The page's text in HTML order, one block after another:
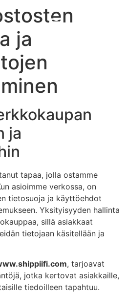
ja
ja
tapaa, jolla ostamme
asioimme verkossa, on
tietosuoja ja käyttöehdot
Yksityisyyden hallinta
sillä asiakkaat
tietojaan käsitellään ja
, tarjoavat
jotka kertovat asiakkaille,
tiedoilleen tapahtuu.